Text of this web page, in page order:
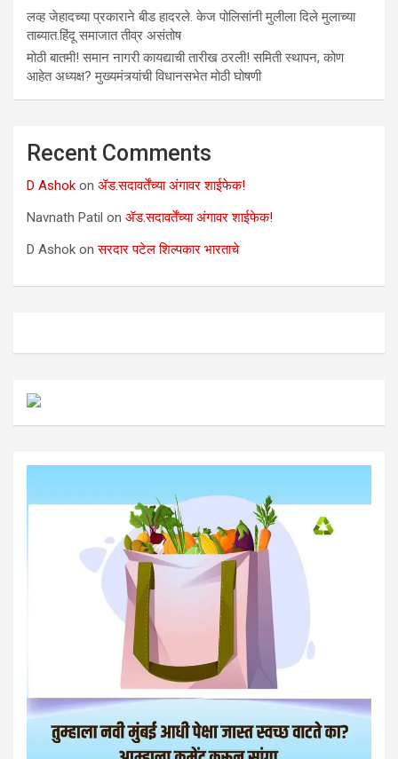
लव्ह जेहादच्या प्रकाराने बीड हादरले. केज पोलिसांनी मुलीला दिले मुलाच्या
ताब्यात.हिंदू समाजात तीव्र असंतोष
मोठी बातमी! समान नागरी कायद्याची तारीख ठरली! समिती स्थापन, कोण
आहेत अध्यक्ष? मुख्यमंत्र्यांची विधानसभेत मोठी घोषणी
Recent Comments
D Ashok on ॲड.सदावर्तेंच्या अंगावर शाईफेक!
Navnath Patil on ॲड.सदावर्तेंच्या अंगावर शाईफेक!
D Ashok onसरदार पटेल शिल्पकार भारताचे